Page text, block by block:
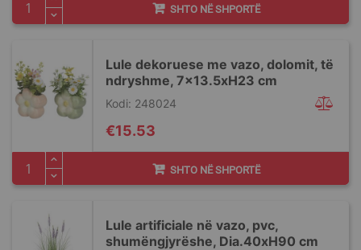
SHTO NË SHPORTË
Lule dekoruese me vazo, dolomit, të
ndryshme, 7x13.5xH23 cm
Kodi: 248024
€15.53
SHTO NË SHPORTË
Lule artificiale në vazo, pvc,
shumëngjyrëshe, Dia.40xH90 cm